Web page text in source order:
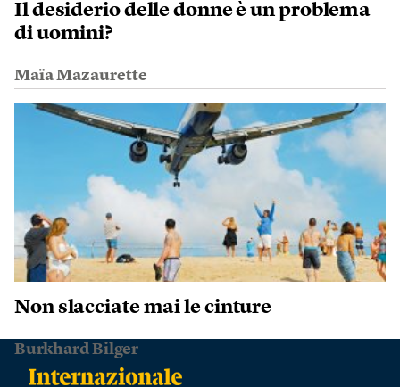
Il desiderio delle donne è un problema
di uomini?
Maïa Mazaurette
Non slacciate mai le cinture
Burkhard Bilger